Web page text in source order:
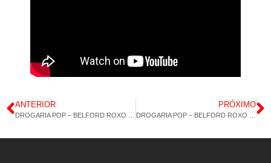
ANTERIOR PRÓXIMO